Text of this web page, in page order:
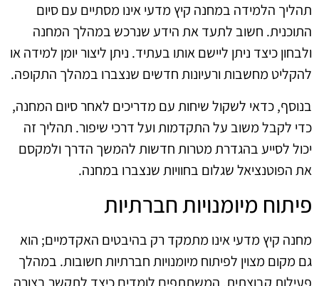
תהליך הלמידה במחנה קיץ מדעי אינו מסתיים עם סיום
התוכנית. חשוב לתעד את הידע שנרכש במהלך המחנה
ולבחון כיצד ניתן ליישם אותו בעתיד. ניתן ליצור יומן למידה או
להקליט מחשבות ורעיונות חדשים שנצברו במהלך התקופה.
בנוסף, כדאי לשקול שיחות עם מדריכים לאחר סיום המחנה,
כדי לקבל משוב על התקדמות ועל דרכי שיפור. תהליך זה
יכול לסייע בהגדרת מטרות חדשות להמשך הדרך ולמקסם
את הפוטנציאל שגלום בחוויות שנצברו במחנה.
פיתוח מיומנויות חברתיות
מחנה קיץ מדעי אינו מתמקד רק בהיבטים האקדמיים; הוא
גם מקום מצוין לפיתוח מיומנויות חברתיות חשובות. במהלך